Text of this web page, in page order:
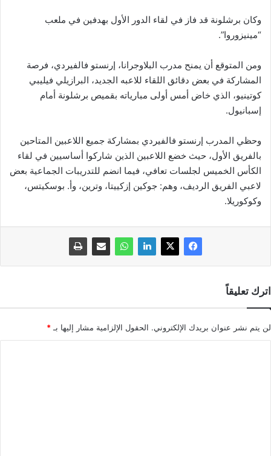
وكان برشلونة قد فاز في لقاء الدور الأول بهدفين في ملعب
“مينيزوروا”.
ومن المتوقع أن يمنح مدرب البلاوجرانا، إرنستو فالفيردي، فرصة
المشاركة في بعض دقائق اللقاء للاعبه الجديد، البرازيلي فيليبي
كوتينيو، الذي خاض أمس أولى مبارياته بقميص برشلونة أمام
إسبانيول.
وحظي المدرب إرنستو فالفيردي بمشاركة جميع اللاعبين المتاحين
بالفريق الأول، حيث خضع اللاعبين الذين شاركوا أساسيين في لقاء
الكأس الخميس لجلسات تعافي، فيما انضم للتدريبات الجماعية بعض
لاعبي الفريق الرديف، وهم: جوكين إزكييتا، وترين، وأ. بوسكيتس،
وكوكوريلا.
اترك تعليقاً
لن يتم نشر عنوان بريدك الإلكتروني. الحقول الإلزامية مشار إليها بـ*